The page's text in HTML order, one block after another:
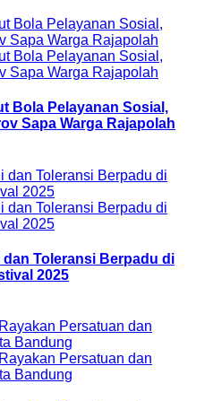
Bola Pelayanan Sosial,
Sapa Warga Rajapolah
Toleransi Berpadu di
2025